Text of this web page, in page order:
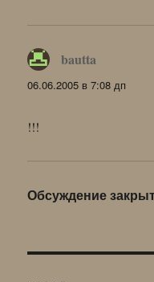
bautta
06.06.2005 в 7:08 дп
!!!
Обсуждение